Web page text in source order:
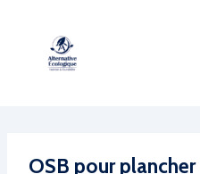
OSB pour